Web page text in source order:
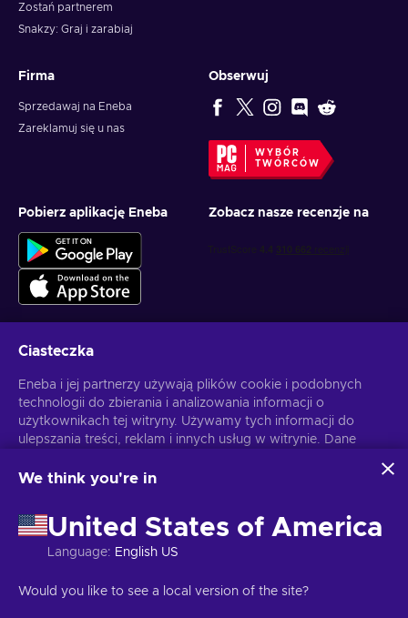
Zostań partnerem
Snakzy: Graj i zarabiaj
Firma
Sprzedawaj na Eneba
Zareklamuj się u nas
Obserwuj
WYBÓR
TWÓRCÓW
Pobierz aplikację Eneba Zobacz nasze recenzje na
Subskrybuj
Możesz anulować subskrypcję w dowolnej chwili. Sprawdź Politykę
Copyright © 2026 Eneba. Wszelkie prawa zastrzeżone.
Ciasteczka
Eneba i jej partnerzy używają plików cookie i podobnych
technologii do zbierania i analizowania informacji o
użytkownikach tej witryny. Używamy tych informacji do
ulepszania treści, reklam i innych usług w witrynie. Dane
do personalizacji reklam.
korzystanie z tych technologii przez firmę Eneba i jej
partnerów. Zgodę można dostosować, klikając przycisk
"Dostosuj".
danych przez Google można znaleźć na stronie
We think you're in
United States of America
Language: English US
Would you like to see a local version of the site?